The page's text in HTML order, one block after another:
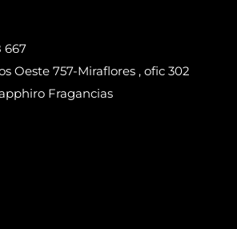
667
Oeste 757-Miraflores , ofic 302
Fragancias